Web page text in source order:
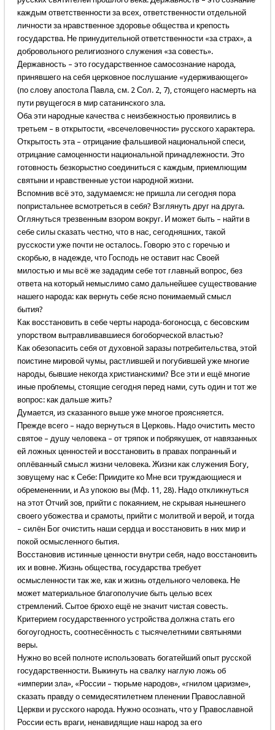
каждым ответственности за всех, ответственности отдельной
личности за нравственное здоровье общества и крепость
государства. Не принудительной ответственности «за страх», а
добровольного религиозного служения «за совесть».
Державность – это государственное самосознание народа,
принявшего на себя церковное послушание «удерживающего»
(по слову апостола Павла, см. 2 Сол. 2, 7), стоящего насмерть на
пути рвущегося в мир сатанинского зла.
Оба эти народные качества с неизбежностью проявились в
третьем – в открытости, «всечеловечности» русского характера.
Открытость эта – отрицание фальшивой национальной спеси,
отрицание самоценности национальной принадлежности. Это
готовность безкорыстно соединиться с каждым, приемлющим
святыни и нравственные устои народной жизни.
Вспомнив всё это, задумаемся: не пришла ли сегодня пора
попристальнее всмотреться в себя? Взглянуть друг на друга.
Оглянуться трезвенным взором вокруг. И может быть – найти в
себе силы сказать честно, что в нас, сегодняшних, такой
русскости уже почти не осталось. Говорю это с горечью и
скорбью, в надежде, что Господь не оставит нас Своей
милостью и мы всё же зададим себе тот главный вопрос, без
ответа на который немыслимо само дальнейшее существование
нашего народа: как вернуть себе ясно понимаемый смысл
бытия?
Как восстановить в себе черты народа-богоносца, с бесовским
упорством вытравливавшиеся богоборческой властью?
Как обезопасить себя от духовной заразы потребительства, этой
поистине мировой чумы, растлившей и погубившей уже многие
народы, бывшие некогда христианскими? Все эти и ещё многие
иные проблемы, стоящие сегодня перед нами, суть один и тот же
вопрос: как дальше жить?
Думается, из сказанного выше уже многое проясняется.
Прежде всего – надо вернуться в Церковь. Надо очистить место
святое – душу человека – от тряпок и побрякушек, от навязанных
ей ложных ценностей и восстановить в правах попранный и
оплёванный смысл жизни человека. Жизни как служения Богу,
зовущему нас к Себе: Приидите ко Мне вси труждающиеся и
обремененнии, и Аз упокою вы (Мф. 11, 28). Надо откликнуться
на этот Отчий зов, прийти с покаянием, не скрывая нынешнего
своего убожества и срамоты, прийти с молитвой и верой, и тогда
– силён Бог очистить наши сердца и восстановить в них мир и
покой осмысленного бытия.
Восстановив истинные ценности внутри себя, надо восстановить
их и вовне. Жизнь общества, государства требует
осмысленности так же, как и жизнь отдельного человека. Не
может материальное благополучие быть целью всех
стремлений. Сытое брюхо ещё не значит чистая совесть.
Критерием государственного устройства должна стать его
богоугодность, соотнесённость с тысячелетними святынями
веры.
Нужно во всей полноте использовать богатейший опыт русской
государственности. Выкинуть на свалку наглую ложь об
«империи зла», «России – тюрьме народов», «гнилом царизме»,
сказать правду о семидесятилетнем пленении Православной
Церкви и русского народа. Нужно осознать, что у Православной
России есть враги, ненавидящие наш народ за его